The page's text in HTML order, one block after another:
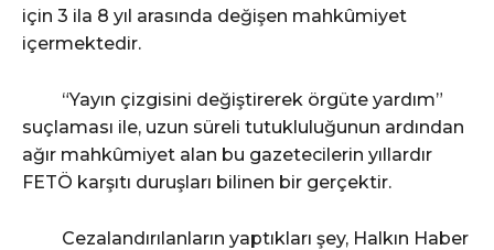
için 3 ila 8 yıl arasında değişen mahkûmiyet
içermektedir.
“Yayın çizgisini değiştirerek örgüte yardım”
suçlaması ile, uzun süreli tutukluluğunun ardından
ağır mahkûmiyet alan bu gazetecilerin yıllardır
FETÖ karşıtı duruşları bilinen bir gerçektir.
Cezalandırılanların yaptıkları şey, Halkın Haber